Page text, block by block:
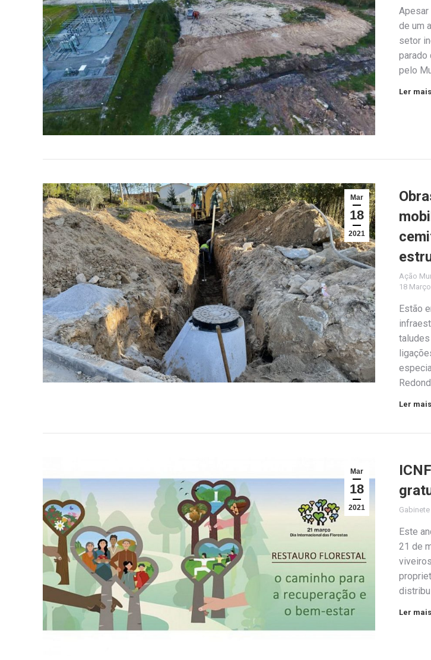
de um
setor
parado
pelo
Ler mais
Mar
18
2021
Ação
18
Estão
Ler mais
Mar
18
2021
Este
21 de
Ler mais